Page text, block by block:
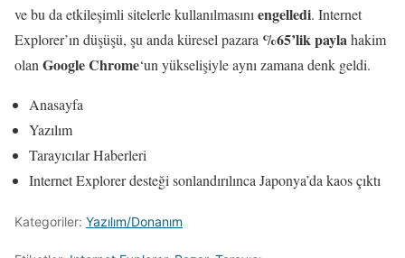
ve bu da etkileşimli sitelerle kullanılmasını engelledi. Internet
Explorer’ın düşüşü, şu anda küresel pazara %65’lik paylahakim
olan Google Chrome‘un yükselişiyle aynı zamana denk geldi.
Anasayfa
Yazılım
Tarayıcılar Haberleri
Internet Explorer desteği sonlandırılınca Japonya’da kaos çıktı
Kategoriler: Yazılım/Donanım